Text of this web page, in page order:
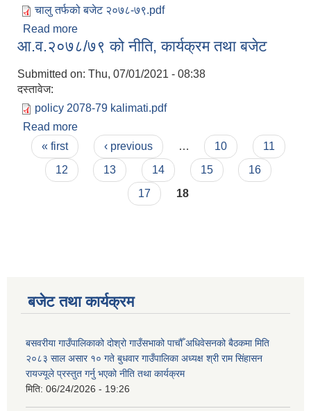
चालु तर्फको बजेट २०७८-७९.pdf
Read more
आ.व.२०७८/७९ को नीति, कार्यक्रम तथा बजेट
Submitted on: Thu, 07/01/2021 - 08:38
दस्तावेज:
policy 2078-79 kalimati.pdf
Read more
Pages
« first ‹ previous … 10
11
12
13 14 15
16
17
18
बजेट तथा कार्यक्रम
बसवरीया गाउँपालिकाको दोश्रो गाउँसभाको पाचौँ अधिवेसनको बैठकमा मिति
२०८३ साल असार १० गते बुधवार गाउँपालिका अध्यक्ष श्री राम सिंहासन
रायज्यूले प्रस्तुत गर्नु भएको नीति तथा कार्यक्रम
मिति: 06/24/2026 - 19:26